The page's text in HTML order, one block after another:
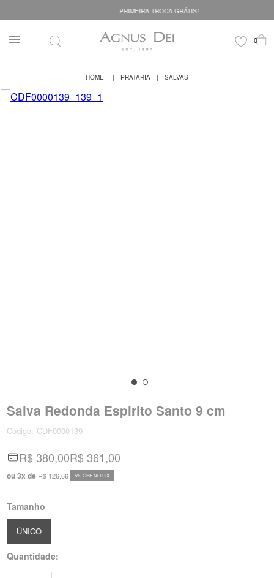
PRIMEIRA TROCA GRÁTIS!
PRATARIA SALVAS
Salva Redonda Espirito Santo 9 cm
Código: CDF0000139
R$ 380,00
ou3x de R$ 126,66
R$ 361,00
5% OFF NO PIX
Tamanho
ÚNICO
Quantidade: